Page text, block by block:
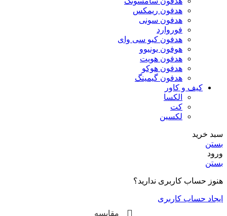
هدفون ریمکس
هدفون سونی
فوروارد
هدفون کیو سی وای
هوفون یونیوو
هدفون هویت
هدفون هوکو
هدفون گیمینگ
کیف و کاور
الکسا
کت
لکسین
سبد خرید
بستن
ورود
بستن
هنوز حساب کاربری ندارید؟
ایجاد حساب کاربری
مقایسه